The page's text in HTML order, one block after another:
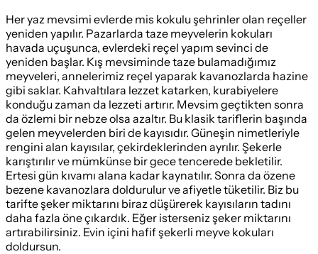
Her yaz mevsimi evlerde mis kokulu şehrinler olan reçeller
yeniden yapılır. Pazarlarda taze meyvelerin kokuları
havada uçuşunca, evlerdeki reçel yapım sevinci de
yeniden başlar. Kış mevsiminde taze bulamadığımız
meyveleri, annelerimiz reçel yaparak kavanozlarda hazine
gibi saklar. Kahvaltılara lezzet katarken, kurabiyelere
konduğu zaman da lezzeti artırır. Mevsim geçtikten sonra
da özlemi bir nebze olsa azaltır. Bu klasik tariflerin başında
gelen meyvelerden biri de kayısıdır. Güneşin nimetleriyle
rengini alan kayısılar, çekirdeklerinden ayrılır. Şekerle
karıştırılır ve mümkünse bir gece tencerede bekletilir.
Ertesi gün kıvamı alana kadar kaynatılır. Sonra da özene
bezene kavanozlara doldurulur ve afiyetle tüketilir. Biz bu
tarifte şeker miktarını biraz düşürerek kayısıların tadını
daha fazla öne çıkardık. Eğer isterseniz şeker miktarını
artırabilirsiniz. Evin içini hafif şekerli meyve kokuları
doldursun.